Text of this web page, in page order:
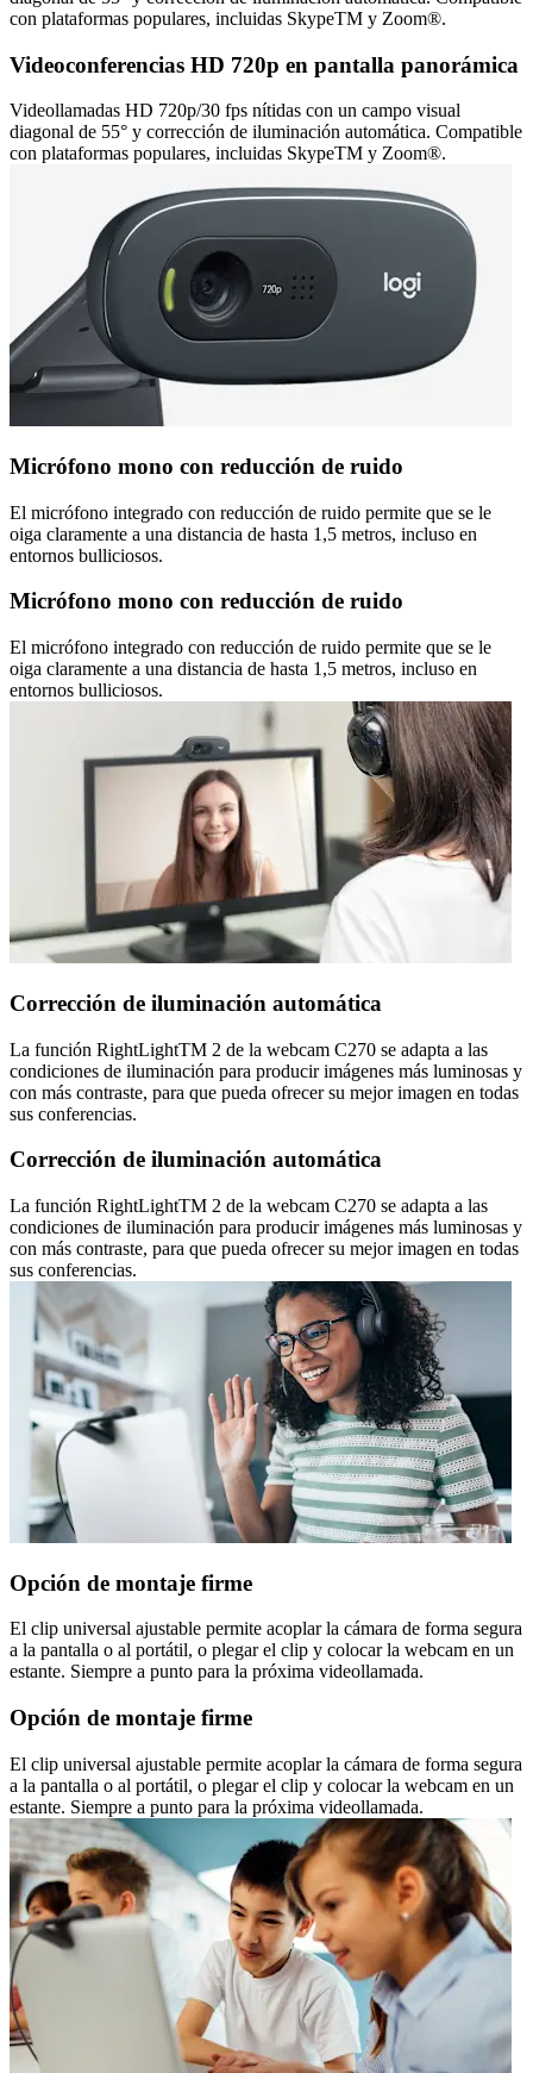
con plataformas populares, incluidas SkypeTM y Zoom®.
Videoconferencias HD 720p en pantalla panorámica
Videollamadas HD 720p/30 fps nítidas con un campo visual
diagonal de 55° y corrección de iluminación automática. Compatible
con plataformas populares, incluidas SkypeTM y Zoom®.
Micrófono mono con reducción de ruido
El micrófono integrado con reducción de ruido permite que se le
oiga claramente a una distancia de hasta 1,5 metros, incluso en
entornos bulliciosos.
Micrófono mono con reducción de ruido
El micrófono integrado con reducción de ruido permite que se le
oiga claramente a una distancia de hasta 1,5 metros, incluso en
entornos bulliciosos.
Corrección de iluminación automática
La función RightLightTM 2 de la webcam C270 se adapta a las
condiciones de iluminación para producir imágenes más luminosas y
con más contraste, para que pueda ofrecer su mejor imagen en todas
sus conferencias.
Corrección de iluminación automática
La función RightLightTM 2 de la webcam C270 se adapta a las
condiciones de iluminación para producir imágenes más luminosas y
con más contraste, para que pueda ofrecer su mejor imagen en todas
sus conferencias.
Opción de montaje firme
El clip universal ajustable permite acoplar la cámara de forma segura
a la pantalla o al portátil, o plegar el clip y colocar la webcam en un
estante. Siempre a punto para la próxima videollamada.
Opción de montaje firme
El clip universal ajustable permite acoplar la cámara de forma segura
a la pantalla o al portátil, o plegar el clip y colocar la webcam en un
estante. Siempre a punto para la próxima videollamada.